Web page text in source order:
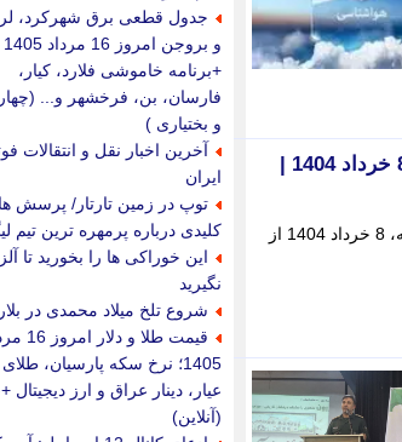
پیش بینی هواشناسی فارس 24 ساعت آینده | وضعیت آب و هوا شیراز پنجشنبه 8 خرداد 1404 |
در این خبر از صفحه اقتصاد، پیش بینی هواشناسی استان فارس و شهرستان های این استان برای پنجشنبه، 8 خرداد 1404 از
جدول قطعی برق شهرکرد،
و بروجن امروز 16 مرداد 1405
+برنامه خاموشی فلارد، کیار،
فارسان، بن، فرخشهر و...
و بختیاری )
آخرین اخبار نقل و انتقالات
ایران
توپ در زمین تارتار/ پرسش
کلیدی درباره پرمهره ترین تیم
این خوراکی ها را بخورید تا
نگیرید
شروع تلخ میلاد محمدی در
قیمت طلا و
عیار، دینار عراق و ارز دیجیتال
(آنلاین)